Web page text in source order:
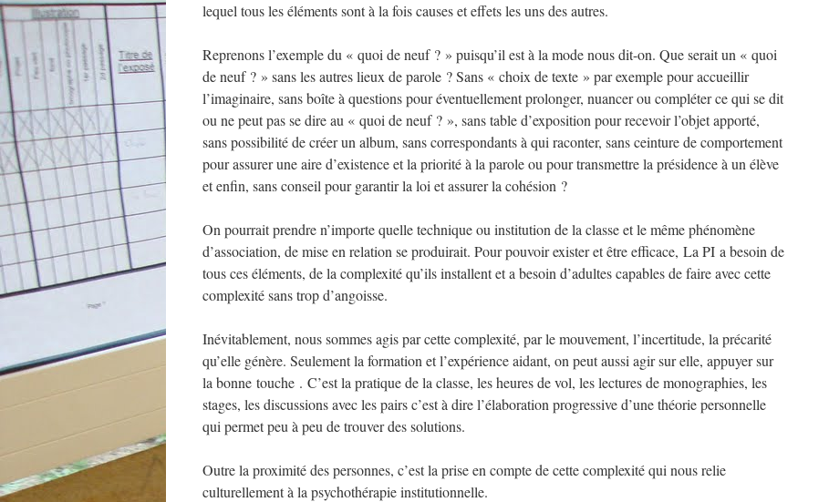
lequel tous les éléments sont à la fois causes et effets les uns des autres.
Reprenons l’exemple du « quoi de neuf ? » puisqu’il est à la mode nous dit-on. Que serait un « quoi
de neuf ? » sans les autres lieux de parole ? Sans « choix de texte » par exemple pour accueillir
l’imaginaire, sans boîte à questions pour éventuellement prolonger, nuancer ou compléter ce qui se dit
ou ne peut pas se dire au « quoi de neuf ? », sans table d’exposition pour recevoir l’objet apporté,
sans possibilité de créer un album, sans correspondants à qui raconter, sans ceinture de comportement
pour assurer une aire d’existence et la priorité à la parole ou pour transmettre la présidence à un élève
et enfin, sans conseil pour garantir la loi et assurer la cohésion ?
On pourrait prendre n’importe quelle technique ou institution de la classe et le même phénomène
d’association, de mise en relation se produirait. Pour pouvoir exister et être efficace, La PI a besoin de
tous ces éléments, de la complexité qu’ils installent et a besoin d’adultes capables de faire avec cette
complexité sans trop d’angoisse.
Inévitablement, nous sommes agis par cette complexité, par le mouvement, l’incertitude, la précarité
qu’elle génère. Seulement la formation et l’expérience aidant, on peut aussi agir sur elle, appuyer sur
la bonne touche . C’est la pratique de la classe, les heures de vol, les lectures de monographies, les
stages, les discussions avec les pairs c’est à dire l’élaboration progressive d’une théorie personnelle
qui permet peu à peu de trouver des solutions.
Outre la proximité des personnes, c’est la prise en compte de cette complexité qui nous relie
culturellement à la psychothérapie institutionnelle.